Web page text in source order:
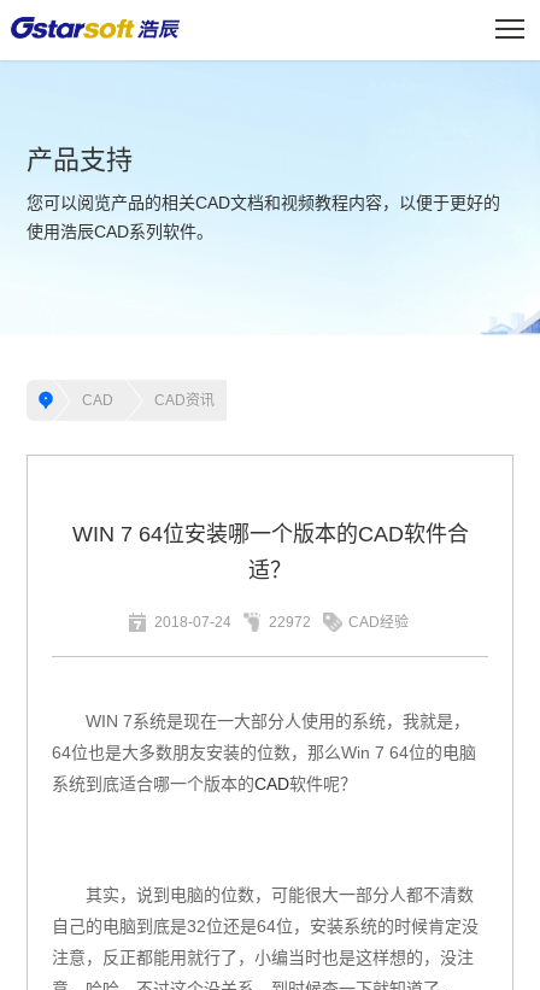
产品支持
您可以阅览产品的相关CAD文档和视频教程内容，以便于更好的
使用浩辰CAD系列软件。
CAD CAD资讯
WIN 7 64位安装哪一个版本的CAD软件合
适？
2018-07-24 22972 CAD经验
WIN 7系统是现在一大部分人使用的系统，我就是，
64位也是大多数朋友安装的位数，那么Win 7 64位的电脑
系统到底适合哪一个版本的CAD软件呢？
其实，说到电脑的位数，可能很大一部分人都不清数
自己的电脑到底是32位还是64位，安装系统的时候肯定没
注意，反正都能用就行了，小编当时也是这样想的，没注